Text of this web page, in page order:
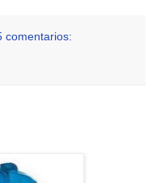
comentarios: